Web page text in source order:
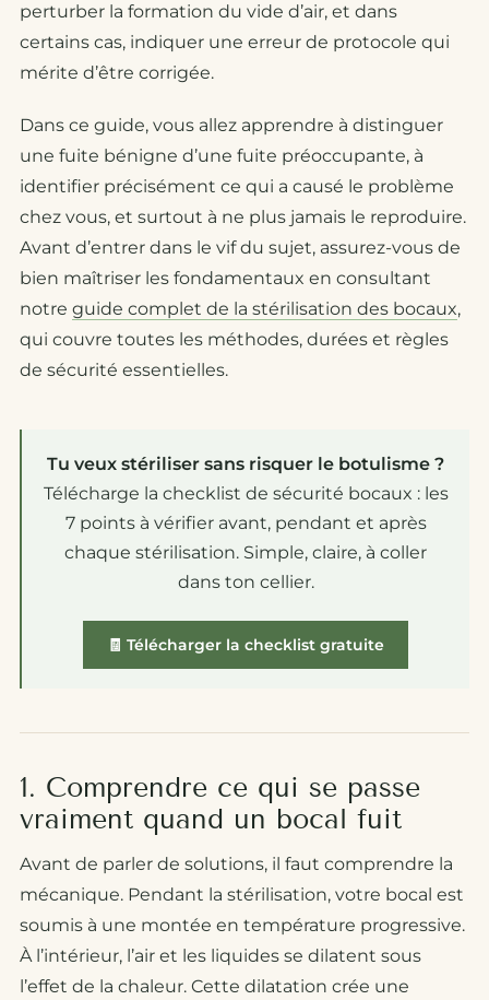
perturber la formation du vide d’air, et dans
certains cas, indiquer une erreur de protocole qui
mérite d’être corrigée.
Dans ce guide, vous allez apprendre à distinguer
une fuite bénigne d’une fuite préoccupante, à
identifier précisément ce qui a causé le problème
chez vous, et surtout à ne plus jamais le reproduire.
Avant d’entrer dans le vif du sujet, assurez-vous de
bien maîtriser les fondamentaux en consultant
notre guide complet de la stérilisation des bocaux,
qui couvre toutes les méthodes, durées et règles
de sécurité essentielles.
Tu veux stériliser sans risquer le botulisme ?
Télécharge la checklist de sécurité bocaux : les
7 points à vérifier avant, pendant et après
chaque stérilisation. Simple, claire, à coller
dans ton cellier.
🧾 Télécharger la checklist gratuite
1. Comprendre ce qui se passe
vraiment quand un bocal fuit
Avant de parler de solutions, il faut comprendre la
mécanique. Pendant la stérilisation, votre bocal est
soumis à une montée en température progressive.
À l’intérieur, l’air et les liquides se dilatent sous
l’effet de la chaleur. Cette dilatation crée une